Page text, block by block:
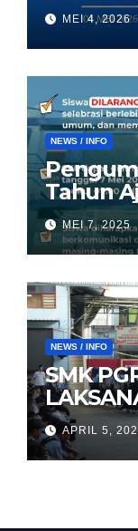
MEI 4, 2026
NEWS / INFO
Tahun
MEI 7, 2025
NEWS / INFO
SMK
HALAL
APRIL 5,